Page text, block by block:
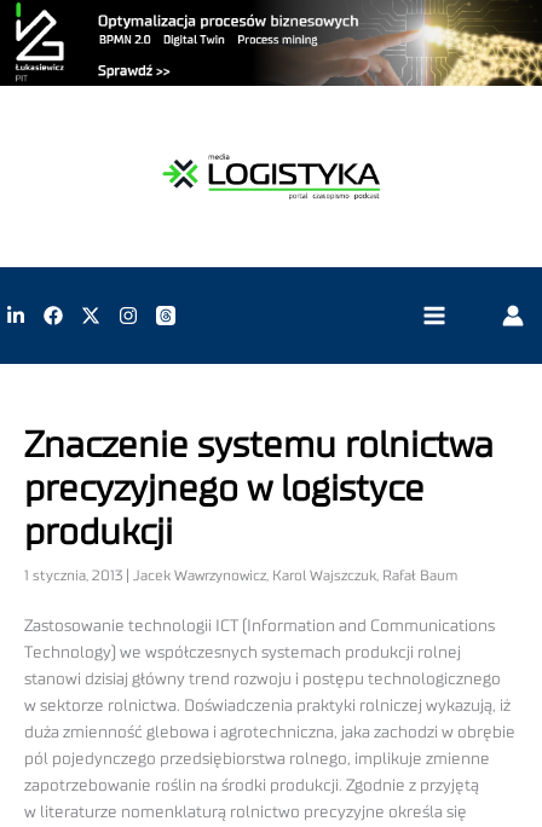
Znaczenie systemu rolnictwa
precyzyjnego w logistyce
produkcji
1 stycznia, 2013 | Jacek Wawrzynowicz, Karol Wajszczuk, Rafał Baum
Zastosowanie technologii ICT (Information and Communications
Technology) we współczesnych systemach produkcji rolnej
stanowi dzisiaj główny trend rozwoju i postępu technologicznego
w sektorze rolnictwa. Doświadczenia praktyki rolniczej wykazują, iż
duża zmienność glebowa i agrotechniczna, jaka zachodzi w obrębie
pól pojedynczego przedsiębiorstwa rolnego, implikuje zmienne
zapotrzebowanie roślin na środki produkcji. Zgodnie z przyjętą
w literaturze nomenklaturą rolnictwo precyzyjne określa się